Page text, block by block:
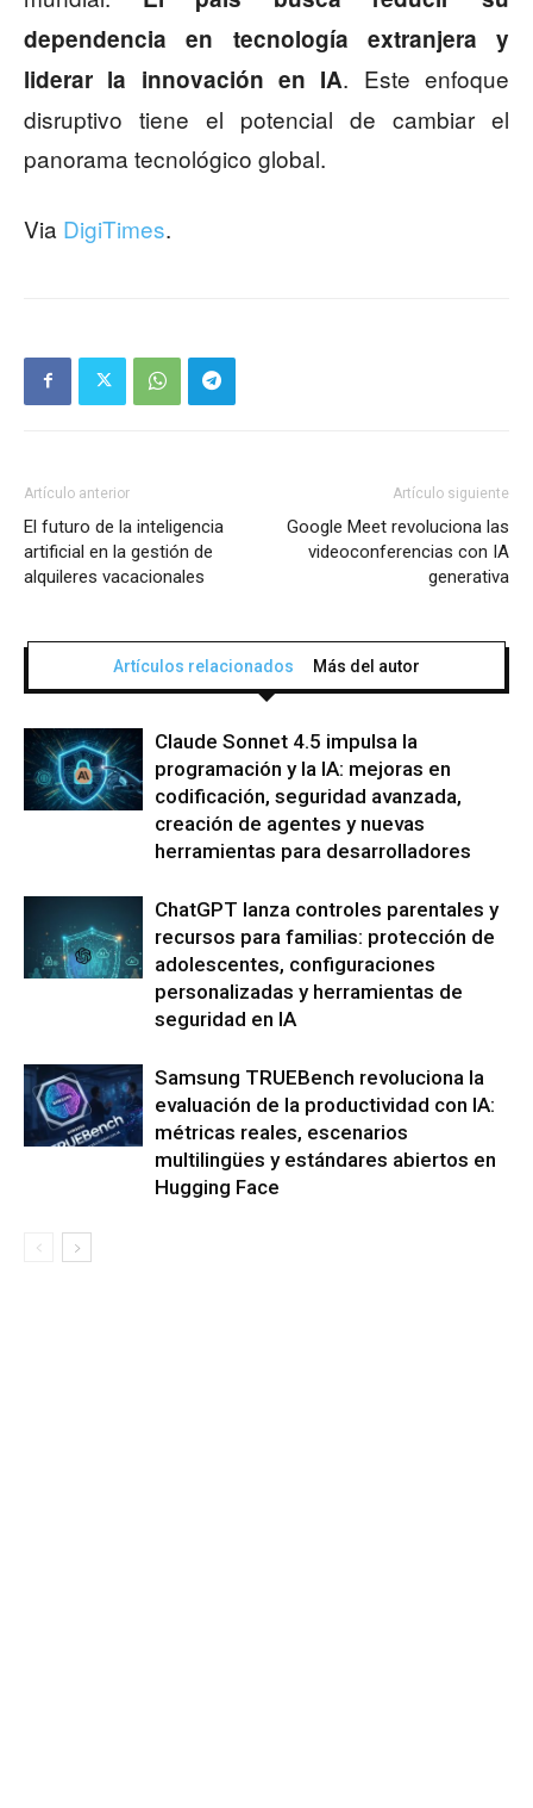
dependencia en tecnología extranjera y
liderar la innovación en IA. Este enfoque
disruptivo tiene el potencial de cambiar el
panorama tecnológico global.
Via DigiTimes.
Artículo anterior
El futuro de la inteligencia
artificial en la gestión de
alquileres vacacionales
Artículo siguiente
Google Meet revoluciona las
videoconferencias con IA
generativa
Artículos relacionados Más del autor
Claude Sonnet 4.5 impulsa la
programación y la IA: mejoras en
codificación, seguridad avanzada,
creación de agentes y nuevas
herramientas para desarrolladores
ChatGPT lanza controles parentales y
recursos para familias: protección de
adolescentes, configuraciones
personalizadas y herramientas de
seguridad en IA
Samsung TRUEBench revoluciona la
evaluación de la productividad con IA:
métricas reales, escenarios
multilingües y estándares abiertos en
Hugging Face